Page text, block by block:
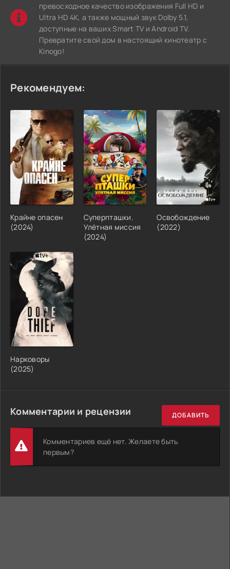
превосходное качество изображения Full HD и
Ultra HD 4K, а также мощный звук Dolby 5.1,
доступные на ваших Smart TV и Android TV.
Превратите свой дом в настоящий кинотеатр с
Kinogo!
Рекомендуем:
Крайне опасен
(2024)
Суперпташки.
Улётная миссия
(2024)
Освобождение
(2022)
Нарковоры
(2025)
Комментарии и рецензии ДОБАВИТЬ
Комментариев ещё нет. Желаете быть
первым?